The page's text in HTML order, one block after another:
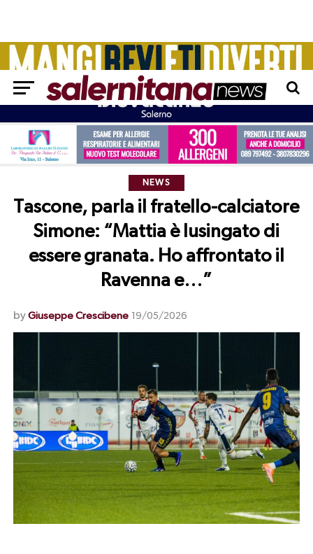
NEWS
Tascone, parla il fratello-calciatore
Simone: “Mattia è lusingato di
essere granata. Ho affrontato il
Ravenna e…”
by Giuseppe Crescibene 19/05/2026